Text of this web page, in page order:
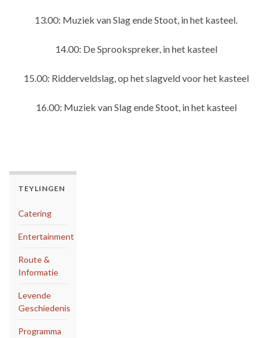
13.00: Muziek van Slag ende Stoot, in het kasteel.
14.00: De Sprookspreker, in het kasteel
15.00: Ridderveldslag, op het slagveld voor het kasteel
16.00: Muziek van Slag ende Stoot, in het kasteel
TEYLINGEN
Catering
Entertainment
Route &
Informatie
Levende
Geschiedenis
Programma